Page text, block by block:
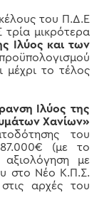
του Π.Δ.Ε
μικρότερα
Ιλύος και των
μέχρι το τέλος
Ιλύος της
Χανίων»
του
(με το
με
στο Νέο Κ.Π.Σ.
στις αρχές του